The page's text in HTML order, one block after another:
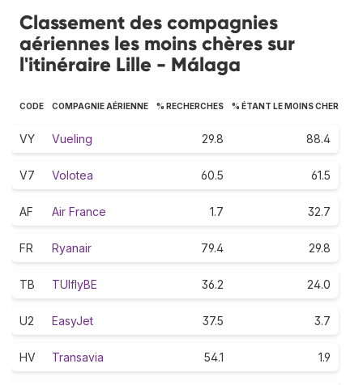
Classement des compagnies
aériennes les moins chères sur
l'itinéraire Lille - Málaga
CODE COMPAGNIE AÉRIENNE % RECHERCHES % ÉTANT LE MOINS CHER
VY Vueling 29.8 88.4
V7 Volotea 60.5 61.5
AF Air France 1.7 32.7
FR Ryanair 79.4 29.8
TB TUIflyBE 36.2 24.0
U2 EasyJet 37.5 3.7
HV Transavia 54.1 1.9